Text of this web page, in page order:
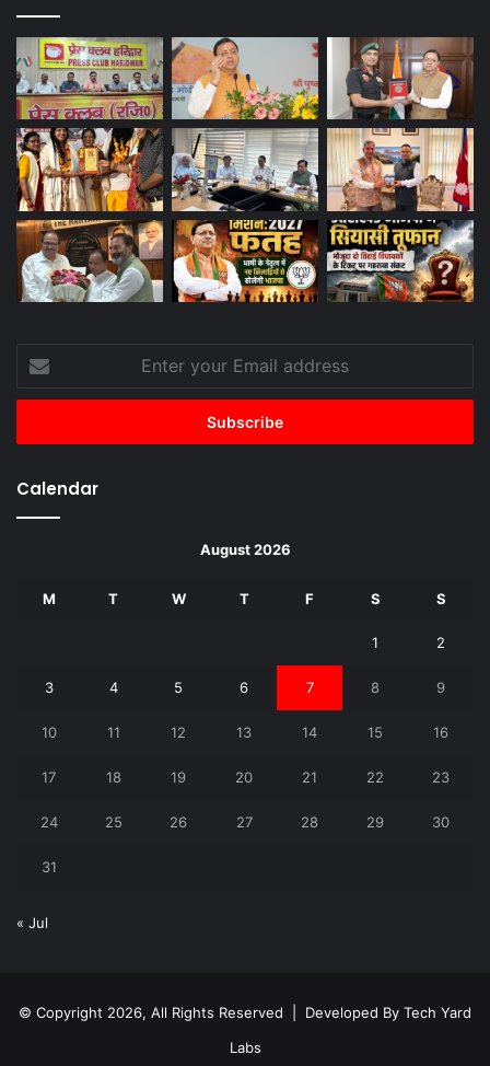
your
Email
Calendar
August 2026
M T W T F S S
1 2
3 4 5 6 7 8 9
10 11 12 13 14 15 16
17 18 19 20 21 22 23
24 25 26 27 28 29 30
31
« Jul
© Copyright 2026, All Rights Reserved | Developed By Tech Yard
Labs